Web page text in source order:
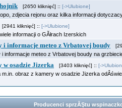
[2650 kliknięć] :: [->Ulubione]
zdjecia rejonu oraz kilka informacji
[2941 kliknięć] :: [->Ulubione]
informacji o GĂłrach Izerskich
i informacje meteo z Vrbatovej boudy
informacje meteo z Vrbatovej boudy na
w osadzie Jizerka [3403 kliknięć] :: [-
obraz z kamery w osadzie Jizerka
Producenci sprzĂŞtu